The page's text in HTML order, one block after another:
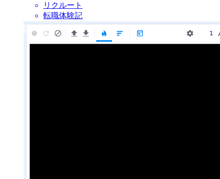
リクルート
転職体験記